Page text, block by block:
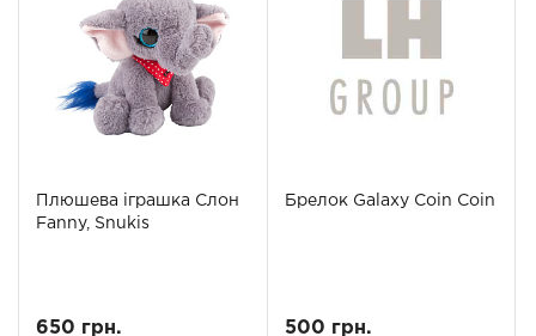
Плюшева іграшка Слон
Fanny, Snukis
650 грн.
Брелок Galaxy Coin Coin
500 грн.